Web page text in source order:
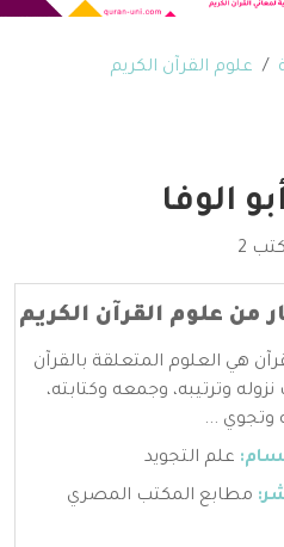
علوم القرآن الكريم
الوفا
2
من علوم القرآن الكريم
هي العلوم المتعلقة بالقرآن
وترتيبه، وجمعه وكتابته،
وتجوي ...
علم التجويد
مطابع المكتب المصري